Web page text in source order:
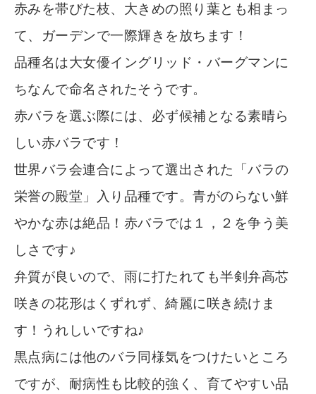
赤みを帯びた枝、大きめの照り葉とも相まっ
て、ガーデンで一際輝きを放ちます！
品種名は大女優イングリッド・バーグマンに
ちなんで命名されたそうです。
赤バラを選ぶ際には、必ず候補となる素晴ら
しい赤バラです！
世界バラ会連合によって選出された「バラの
栄誉の殿堂」入り品種です。青がのらない鮮
やかな赤は絶品！赤バラでは１，２を争う美
しさです♪
弁質が良いので、雨に打たれても半剣弁高芯
咲きの花形はくずれず、綺麗に咲き続けま
す！うれしいですね♪
黒点病には他のバラ同様気をつけたいところ
ですが、耐病性も比較的強く、育てやすい品